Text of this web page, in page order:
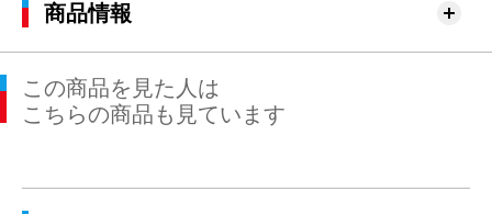
商品情報
この商品を見た人は
こちらの商品も見ています